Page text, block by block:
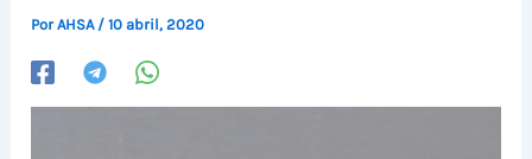
PorAHSA /10 abril, 2020